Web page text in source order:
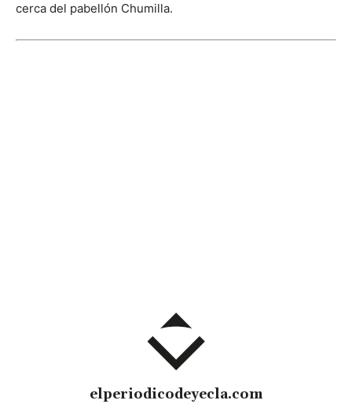
cerca del pabellón Chumilla.
elperiodicodeyecla.com